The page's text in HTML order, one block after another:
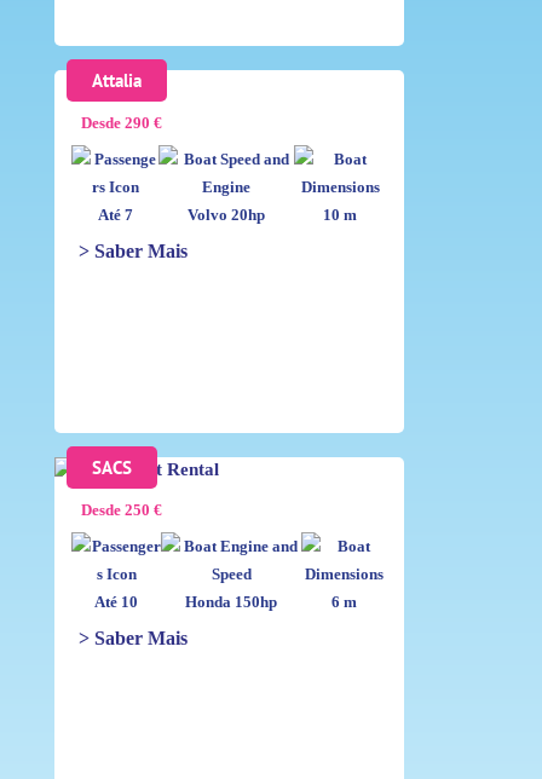
Attalia
Desde 290 €
Até 7 Volvo 20hp 10 m
> Saber Mais
SACS
Desde 250 €
Até 10 Honda 150hp 6 m
> Saber Mais